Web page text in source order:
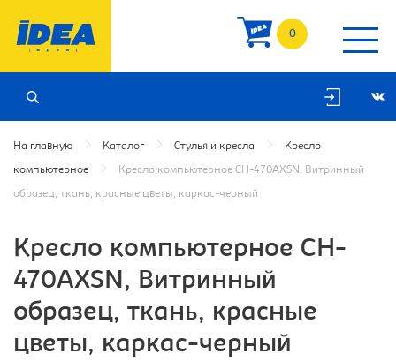
0
На главную Каталог Стулья и кресла Кресло
компьютерное Кресло компьютерное CH-470AXSN, Витринный
образец, ткань, красные цветы, каркас-черный
Кресло компьютерное CH-
470AXSN, Витринный
образец, ткань, красные
цветы, каркас-черный